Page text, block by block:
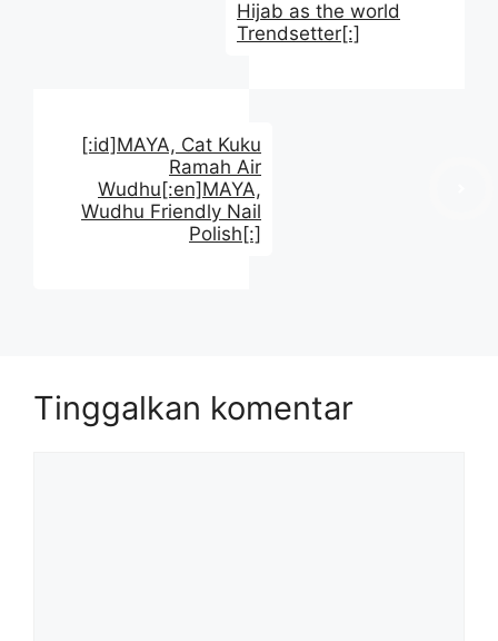
Hijab as the world
Trendsetter[:]
[:id]MAYA, Cat Kuku
Ramah Air
Wudhu[:en]MAYA,
Wudhu Friendly Nail
Polish[:]
Tinggalkan komentar